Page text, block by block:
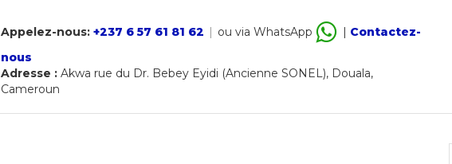
Appelez-nous:+237 6 57 61 81 62 | ou via WhatsApp | Contactez-
nous
Adresse : Akwa rue du Dr. Bebey Eyidi (Ancienne SONEL), Douala,
Cameroun